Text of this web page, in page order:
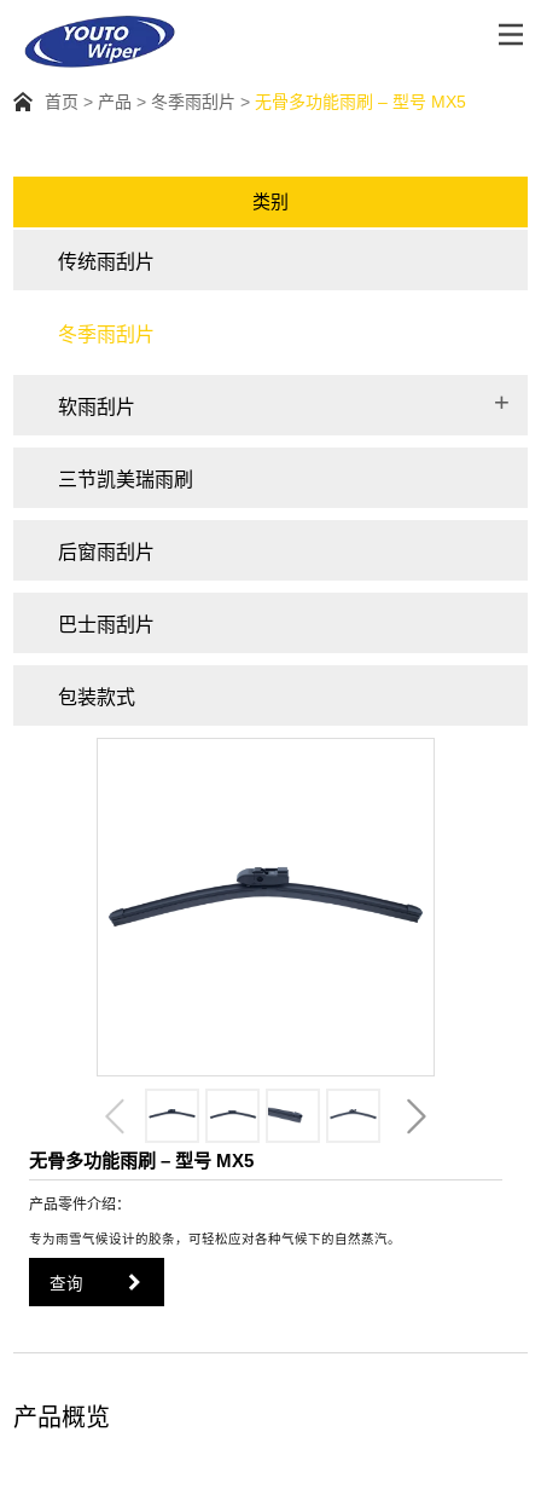
首页 产品 冬季雨刮片 无骨多功能雨刷 – 型号 MX5
类别
传统雨刮片
冬季雨刮片
软雨刮片
三节凯美瑞雨刷
后窗雨刮片
巴士雨刮片
包装款式
无骨多功能雨刷 – 型号 MX5
产品零件介绍：
专为雨雪气候设计的胶条，可轻松应对各种气候下的自然蒸汽。
查询
产品概览